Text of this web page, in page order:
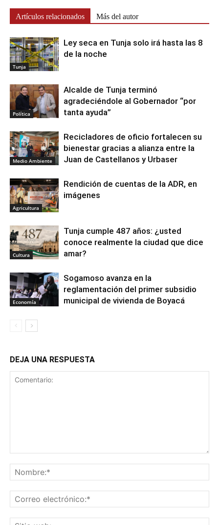
Artículos relacionados Más del autor
Tunja
Ley seca en Tunja solo irá hasta las 8
de la noche
Política
Alcalde de Tunja terminó
agradeciéndole al Gobernador “por
tanta ayuda”
Medio Ambiente
Recicladores de oficio fortalecen su
bienestar gracias a alianza entre la
Juan de Castellanos y Urbaser
Agricultura
Rendición de cuentas de la ADR, en
imágenes
Cultura
Tunja cumple 487 años: ¿usted
conoce realmente la ciudad que dice
amar?
Economía
Sogamoso avanza en la
reglamentación del primer subsidio
municipal de vivienda de Boyacá
DEJA UNA RESPUESTA